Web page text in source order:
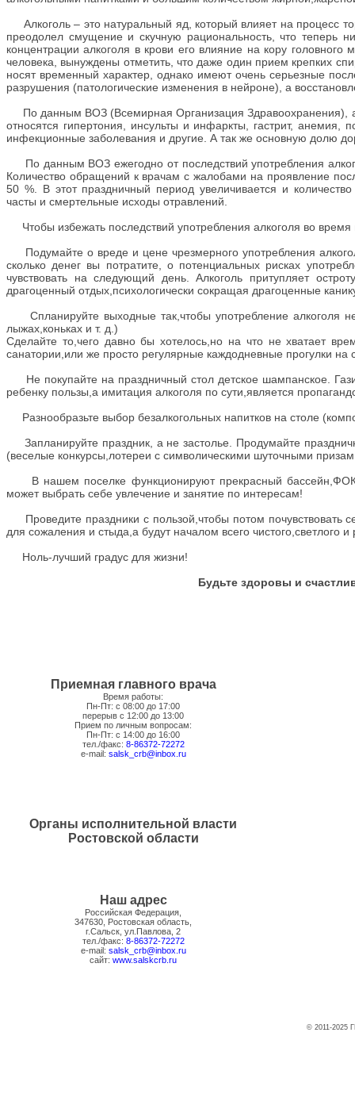
Алкоголь – это натуральный яд, который влияет на процесс
преодолел смущение и скучную рациональность, что теперь
концентрации алкоголя в крови его влияние на кору
человека, вынуждены отметить, что даже один прием крепких
носят временный характер, однако имеют очень серьезные
разрушения (патологические изменения в нейроне), а
По данным ВОЗ (Всемирная Организация Здравоохранения),
относятся гипертония, инсульты и инфаркты, гастрит, анемия,
инфекционные заболевания и другие. А так же основную долю
По данным ВОЗ ежегодно от последствий употребления
Количество обращений к врачам с жалобами на проявление
50 %. В этот праздничный период увеличивается и
часты и смертельные исходы отравлений.
Чтобы избежать последствий употребления алкоголя во
Подумайте о вреде и цене чрезмерного употребления
сколько денег вы потратите, о потенциальных рисках
чувствовать на следующий день. Алкоголь притупляет
драгоценный отдых,психологически сокращая драгоценные
Спланируйте выходные так,чтобы употребление алкоголя
лыжах,коньках и т. д.)
Сделайте то,чего давно бы хотелось,но на что не хватает
санатории,или же просто регулярные каждодневные прогулки на
Не покупайте на праздничный стол детское шампанское.
ребенку пользы,а имитация алкоголя по сути,является
Разнообразьте выбор безалкогольных напитков на столе
Запланируйте праздник, а не застолье. Продумайте
(веселые конкурсы,лотереи с символическими шуточными
В нашем поселке функционируют прекрасный бассейн,ФОК
может выбрать себе увлечение и занятие по интересам!
Проведите праздники с пользой,чтобы потом почувствовать
для сожаления и стыда,а будут началом всего чистого,светлого и
Ноль-лучший градус для жизни!
Будьте здоровы и
Приемная главного врача
Время работы:
Пн-Пт: с 08:00 до 17:00
перерыв с 12:00 до 13:00
Прием по личным вопросам:
Пн-Пт: с 14:00 до 16:00
тел./факс: 8-86372-72272
e-mail: salsk_crb@inbox.ru
Органы исполнительной власти
Ростовской области
Наш адрес
Российская Федерация,
347630, Ростовская область,
г.Сальск, ул.Павлова, 2
тел./факс: 8-86372-72272
e-mail: salsk_crb@inbox.ru
сайт: www.salskcrb.ru
© 2011-2025